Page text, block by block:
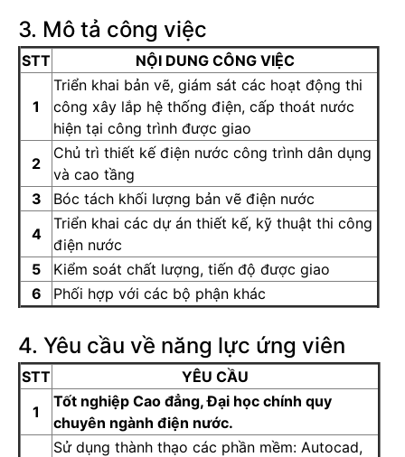
3. Mô tả công việc
STT NỘI DUNG CÔNG VIỆC
1
Triển khai bản vẽ, giám sát các hoạt động thi
công xây lắp hệ thống điện, cấp thoát nước
hiện tại công trình được giao
2
Chủ trì thiết kế điện nước công trình dân dụng
và cao tầng
3
Bóc tách khối lượng bản vẽ điện nước
4
Triển khai các dự án thiết kế, kỹ thuật thi công
điện nước
5
Kiểm soát chất lượng, tiến độ được giao
6
Phối hợp với các bộ phận khác
4. Yêu cầu về năng lực ứng viên
STT
YÊU CẦU
1
Tốt nghiệp Cao đẳng, Đại học chính quy
chuyên ngành điện nước.
Sử dụng thành thạo các phần mềm: Autocad,